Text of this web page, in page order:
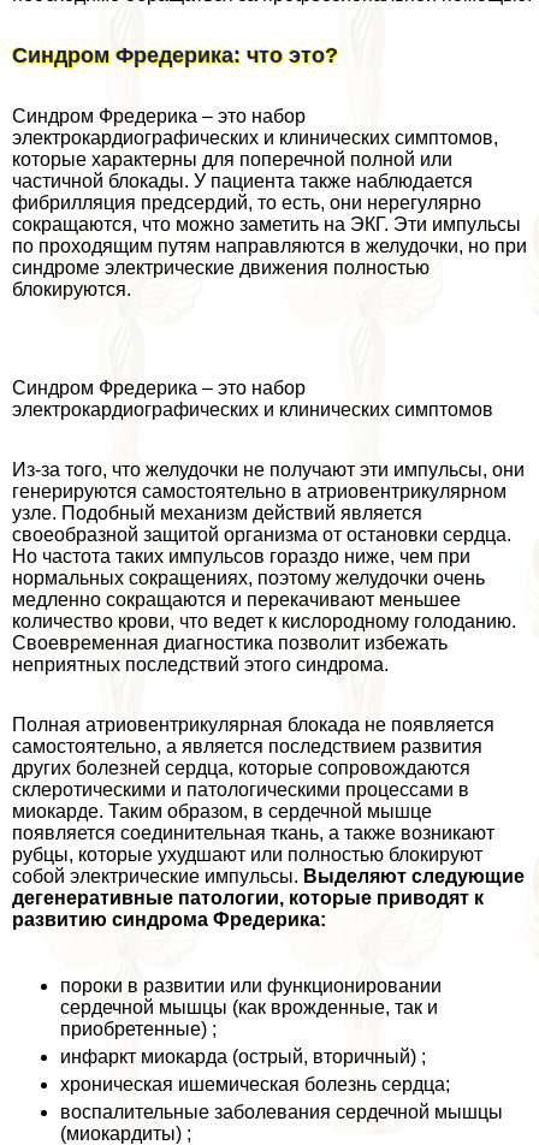
Синдром Фредерика: что это?
Синдром Фредерика – это набор
электрокардиографических и клинических симптомов,
которые хаpaктерны для поперечной полной или
частичной блокады. У пациента также наблюдается
фибрилляция предсердий, то есть, они нерегулярно
сокращаются, что можно заметить на ЭКГ. Эти импульсы
по проходящим путям направляются в желудочки, но при
синдроме электрические движения полностью
блокируются.
Синдром Фредерика – это набор
электрокардиографических и клинических симптомов
Из-за того, что желудочки не получают эти импульсы, они
генерируются самостоятельно в атриовентрикулярном
узле. Подобный механизм действий является
своеобразной защитой организма от остановки сердца.
Но частота таких импульсов гораздо ниже, чем при
нормальных сокращениях, поэтому желудочки очень
медленно сокращаются и перекачивают меньшее
количество крови, что ведет к кислородному голоданию.
Своевременная диагностика позволит избежать
неприятных последствий этого синдрома.
Полная атриовентрикулярная блокада не появляется
самостоятельно, а является последствием развития
других болезней сердца, которые сопровождаются
склеротическими и патологическими процессами в
миокарде. Таким образом, в сердечной мышце
появляется соединительная ткань, а также возникают
рубцы, которые ухудшают или полностью блокируют
собой электрические импульсы. Выделяют следующие
дегенеративные патологии, которые приводят к
развитию синдрома Фредерика:
пороки в развитии или функционировании
сердечной мышцы (как врожденные, так и
приобретенные) ;
инфаркт миокарда (острый, вторичный) ;
хроническая ишемическая болезнь сердца;
воспалительные заболевания сердечной мышцы
(миокардиты) ;